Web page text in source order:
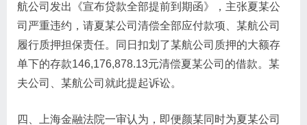
航公司发出《宣布贷款全部提前到期函》，主张夏某公
司严重违约，请夏某公司清偿全部应付款项、某航公司
履行质押担保责任。同日扣划了某航公司质押的大额存
单下的存款146,176,878.13元清偿夏某公司的借款。某
夫公司、某航公司就此提起诉讼。
四、上海金融法院一审认为，即便颜某同时为夏某公司